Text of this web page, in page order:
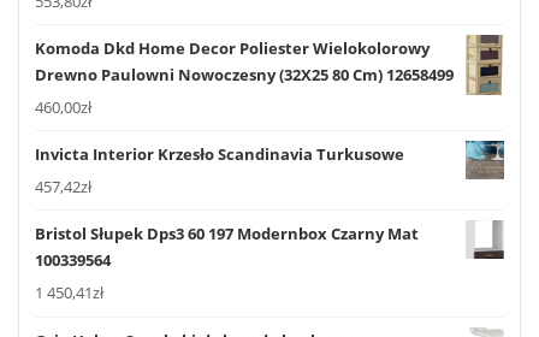
Komoda Dkd Home Decor Poliester Wielokolorowy
Drewno Paulowni Nowoczesny (32X25 80 Cm) 12658499
460,00zł
Invicta Interior Krzesło Scandinavia Turkusowe
457,42zł
Bristol Słupek Dps3 60 197 Modernbox Czarny Mat
100339564
1 450,41zł